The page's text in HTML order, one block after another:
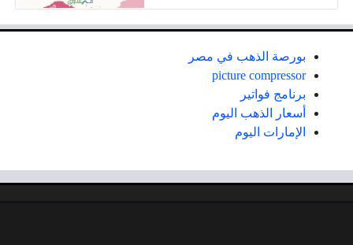
بورصة الذهب في مصر
picture compressor
برنامج فواتير
أسعار الذهب اليوم
الإمارات اليوم